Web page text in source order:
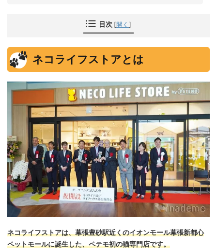
目次 [開く ]
ネコライフストアとは
ネコライフストアは、幕張豊砂駅近くのイオンモール幕張新都心
ペットモールに誕生した、ペテモ初の猫専門店です。